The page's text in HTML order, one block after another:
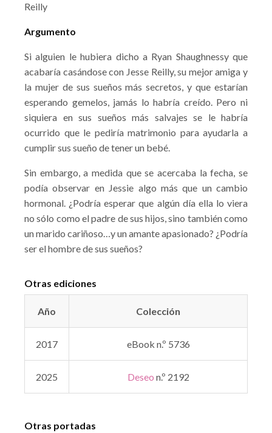
Reilly
Argumento
Si alguien le hubiera dicho a Ryan Shaughnessy que
acabaría casándose con Jesse Reilly, su mejor amiga y
la mujer de sus sueños más secretos, y que estarían
esperando gemelos, jamás lo habría creído. Pero ni
siquiera en sus sueños más salvajes se le habría
ocurrido que le pediría matrimonio para ayudarla a
cumplir sus sueño de tener un bebé.
Sin embargo, a medida que se acercaba la fecha, se
podía observar en Jessie algo más que un cambio
hormonal. ¿Podría esperar que algún día ella lo viera
no sólo como el padre de sus hijos, sino también como
un marido cariñoso…y un amante apasionado? ¿Podría
ser el hombre de sus sueños?
Otras ediciones
Año Colección
2017 eBook n.º 5736
2025 Deseo n.º 2192
Otras portadas